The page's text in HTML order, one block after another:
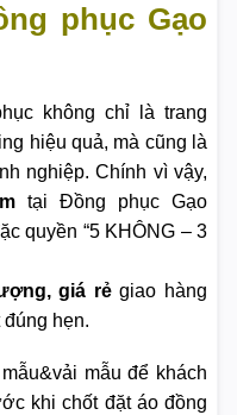
phục Gạo
không chỉ là trang
hiệu quả, mà cũng là
nghiệp. Chính vì vậy,
tại Đồng phục Gạo
quyền “5 KHÔNG – 3
giá rẻgiao hàng
hẹn.
mẫu để khách
khi chốt đặt áo đồng